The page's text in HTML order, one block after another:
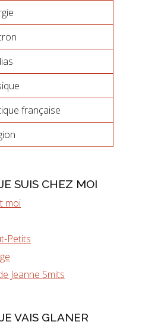
française
SUIS CHEZ MOI
moi
Petits
Jeanne Smits
VAIS GLANER